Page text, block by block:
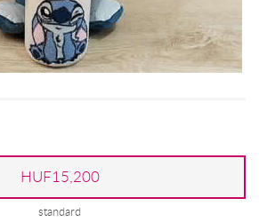
HUF15,200
standard